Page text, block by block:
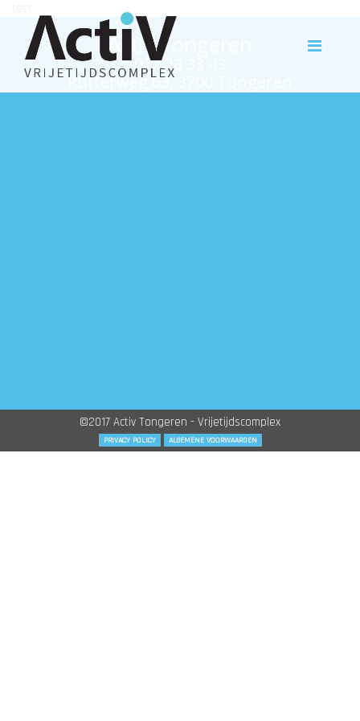
Activ Tongeren
012 23 33 43
Rutterweg 63, 3700 Tongeren
©2017 Activ Tongeren - Vrijetijdscomplex
PRIVACY POLICY ALGEMENE VOORWAARDEN